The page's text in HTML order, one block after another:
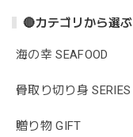
🔴カテゴリから選ぶ
海の幸 SEAFOOD
骨取り切り身 SERIES
贈り物 GIFT